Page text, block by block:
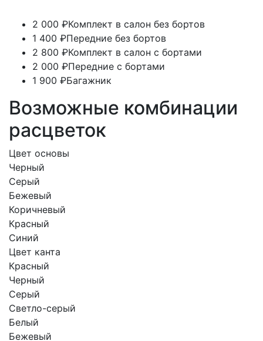
2 000 ₽Комплект в салон без бортов
1 400 ₽Передние без бортов
2 800 ₽Комплект в салон с бортами
2 000 ₽Передние с бортами
1 900 ₽Багажник
Возможные комбинации
расцветок
Цвет основы
Черный
Серый
Бежевый
Коричневый
Красный
Синий
Цвет канта
Красный
Черный
Серый
Светло-серый
Белый
Бежевый